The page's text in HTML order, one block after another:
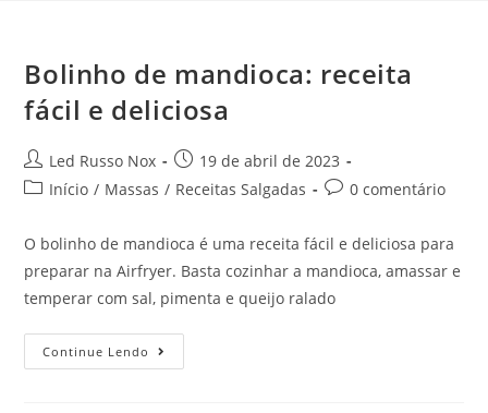
Bolinho de mandioca: receita
fácil e deliciosa
Led Russo Nox
19 de abril de 2023
Início / Massas / Receitas Salgadas 0 comentário
O bolinho de mandioca é uma receita fácil e deliciosa para
preparar na Airfryer. Basta cozinhar a mandioca, amassar e
temperar com sal, pimenta e queijo ralado
Continue Lendo